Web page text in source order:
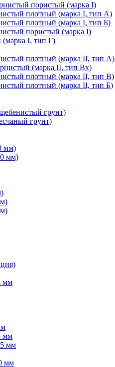
пористый (марка I)
плотный (марка I, тип А)
плотный (марка I, тип Б)
пористый (марка I)
(марка I, тип Г)
плотный (марка II, тип А)
(марка II, тип Вх)
плотный (марка II, тип В)
плотный (марка II, тип Б)
грунт)
грунт)
мм)
мм)
мм
мм
мм
мм